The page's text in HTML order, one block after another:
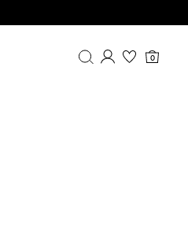
0